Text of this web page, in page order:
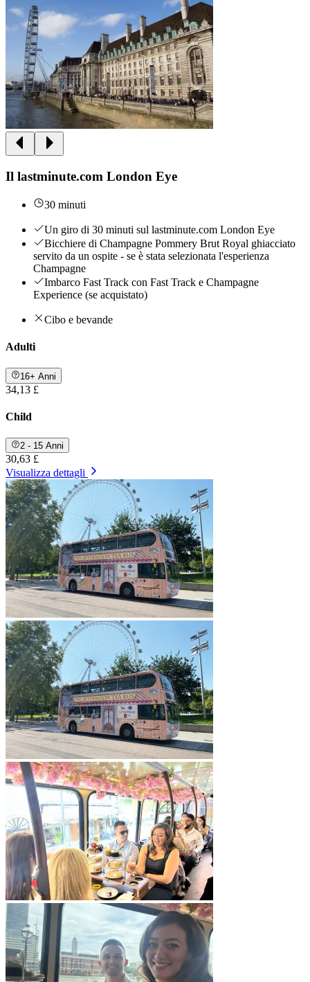
Il lastminute.com London Eye
30 minuti
Un giro di 30 minuti sul lastminute.com London Eye
Bicchiere di Champagne Pommery Brut Royal ghiacciato
servito da un ospite - se è stata selezionata l'esperienza
Champagne
Imbarco Fast Track con Fast Track e Champagne
Experience (se acquistato)
Cibo e bevande
Adulti
16+ Anni
34,13 £
Child
2 - 15 Anni
30,63 £
Visualizza dettagli